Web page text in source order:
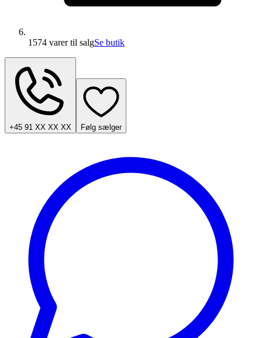
1574 varertil salgSe butik
+45 91 XX XX XX Følg sælger